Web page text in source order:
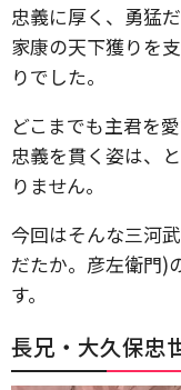
忠義に厚く、勇猛
家康の天下獲りを
りでした。
どこまでも主君を
忠義を貫く姿は、
りません。
今回はそんな三河
だたか。彦左衛門)
す。
長兄・大久保忠